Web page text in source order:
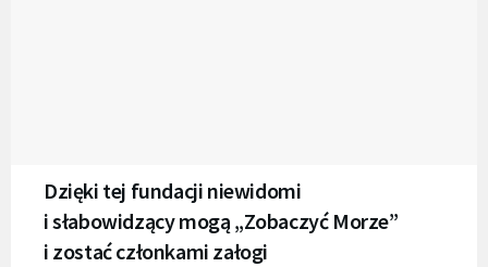
Dzięki tej fundacji niewidomi
i słabowidzący mogą „Zobaczyć Morze”
i zostać członkami załogi